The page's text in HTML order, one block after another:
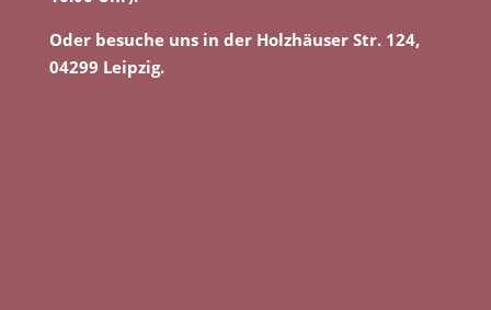
Oder besuche uns in der Holzhäuser Str. 124,
04299 Leipzig.